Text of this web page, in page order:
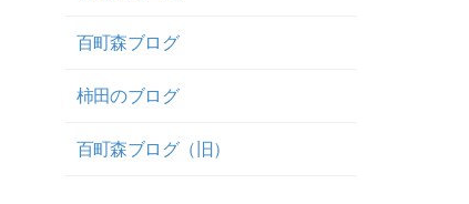
百町森ブログ
柿田のブログ
百町森ブログ（旧）